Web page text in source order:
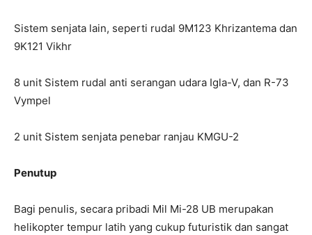
Sistem senjata lain, seperti rudal 9M123 Khrizantema dan
9K121 Vikhr
8 unit Sistem rudal anti serangan udara Igla-V, dan R-73
Vympel
2 unit Sistem senjata penebar ranjau KMGU-2
Penutup
Bagi penulis, secara pribadi Mil Mi-28 UB merupakan
helikopter tempur latih yang cukup futuristik dan sangat